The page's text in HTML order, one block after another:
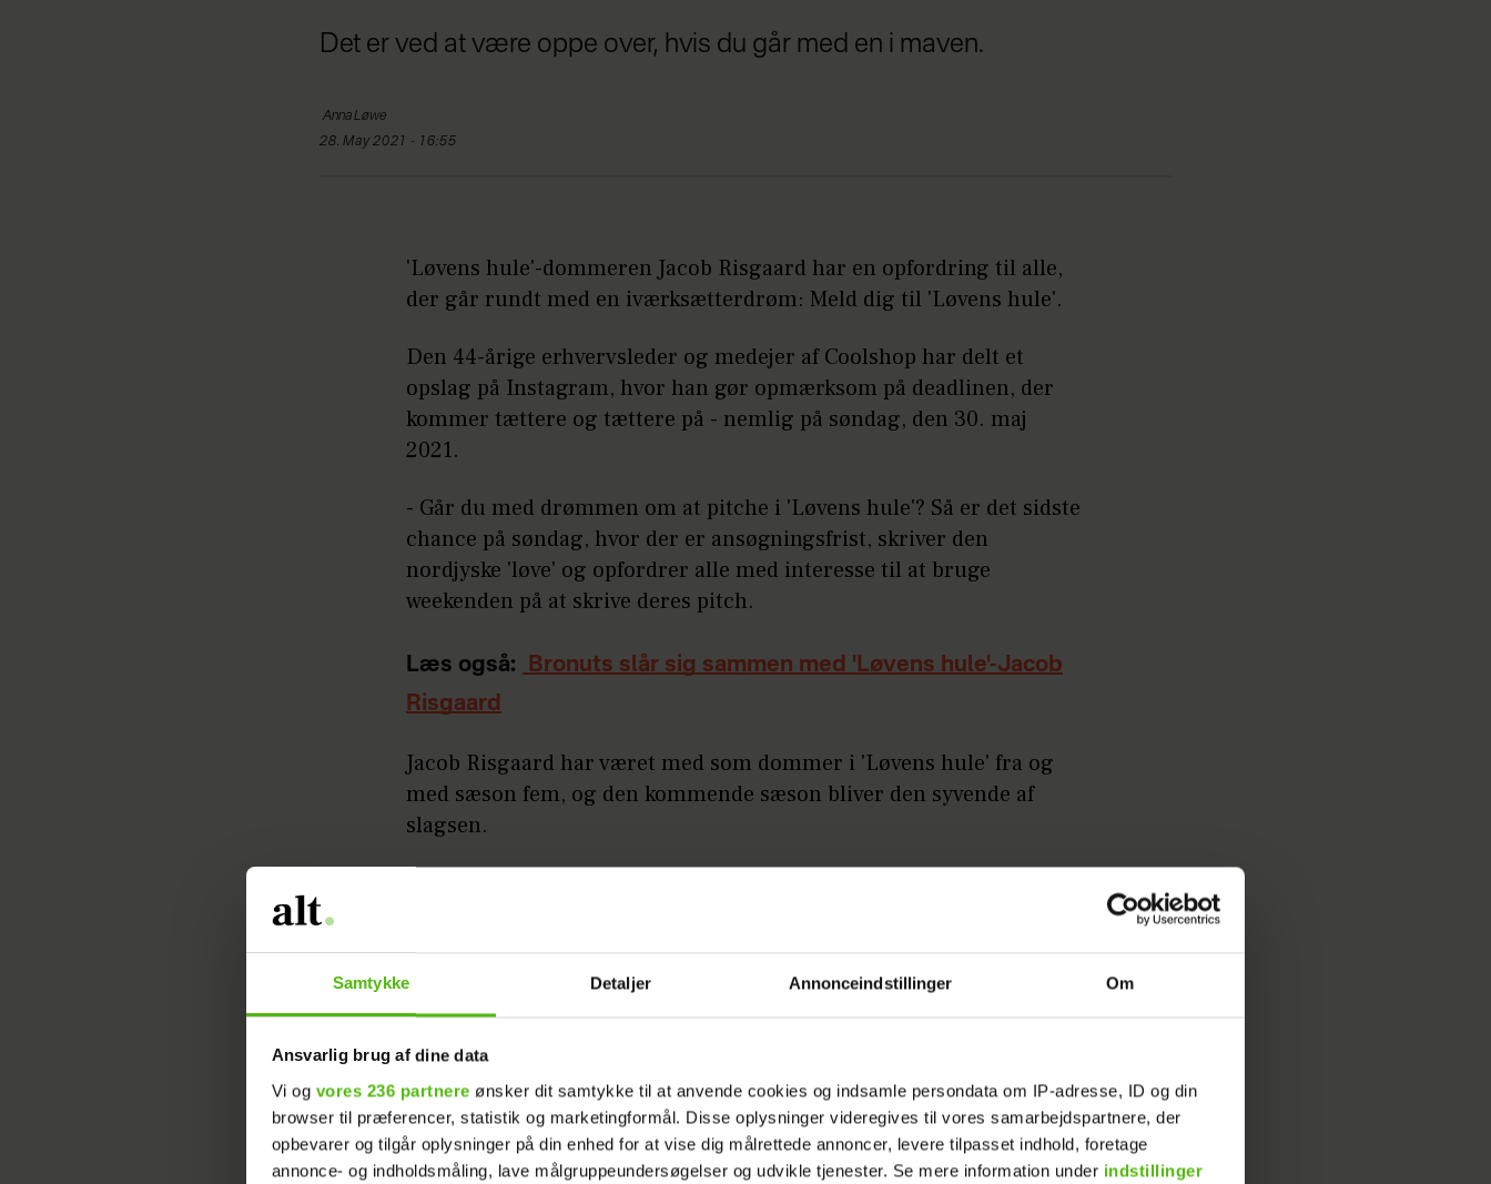
Samtykke Detaljer Annonceindstillinger Om
Ansvarlig brug af dine data
Vi og vores 236 partnere ønsker dit samtykke til at anvende cookies og indsamle persondata om IP-adresse, ID og din
browser til præferencer, statistik og marketingformål. Disse oplysninger videregives til vores samarbejdspartnere, der
opbevarer og tilgår oplysninger på din enhed for at vise dig målrettede annoncer, levere tilpasset indhold, foretage
annonce- og indholdsmåling, lave målgruppeundersøgelser og udvikle tjenester. Se mere information under indstillinger
Det er ved at være oppe over, hvis du går med en i maven.
AnnaLøwe
28. May 2021 - 16:55
'Løvens hule'-dommeren Jacob Risgaard har en opfordring til alle,
der går rundt med en iværksætterdrøm: Meld dig til 'Løvens hule'.
Den 44-årige erhvervsleder og medejer af Coolshop har delt et
opslag på Instagram, hvor han gør opmærksom på deadlinen, der
kommer tættere og tættere på - nemlig på søndag, den 30. maj
2021.
- Går du med drømmen om at pitche i 'Løvens hule'? Så er det sidste
chance på søndag, hvor der er ansøgningsfrist, skriver den
nordjyske 'løve' og opfordrer alle med interesse til at bruge
weekenden på at skrive deres pitch.
Læs også:
Bronuts slår sig sammen med 'Løvens hule'-Jacob
Risgaard
Jacob Risgaard har været med som dommer i 'Løvens hule' fra og
med sæson fem, og den kommende sæson bliver den syvende af
slagsen.